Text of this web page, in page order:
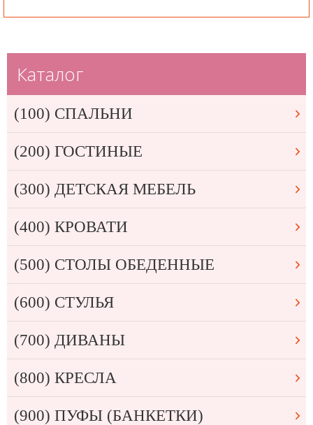
Каталог
(100) СПАЛЬНИ
(200) ГОСТИНЫЕ
(300) ДЕТСКАЯ МЕБЕЛЬ
(400) КРОВАТИ
(500) СТОЛЫ ОБЕДЕННЫЕ
(600) СТУЛЬЯ
(700) ДИВАНЫ
(800) КРЕСЛА
(900) ПУФЫ (БАНКЕТКИ)